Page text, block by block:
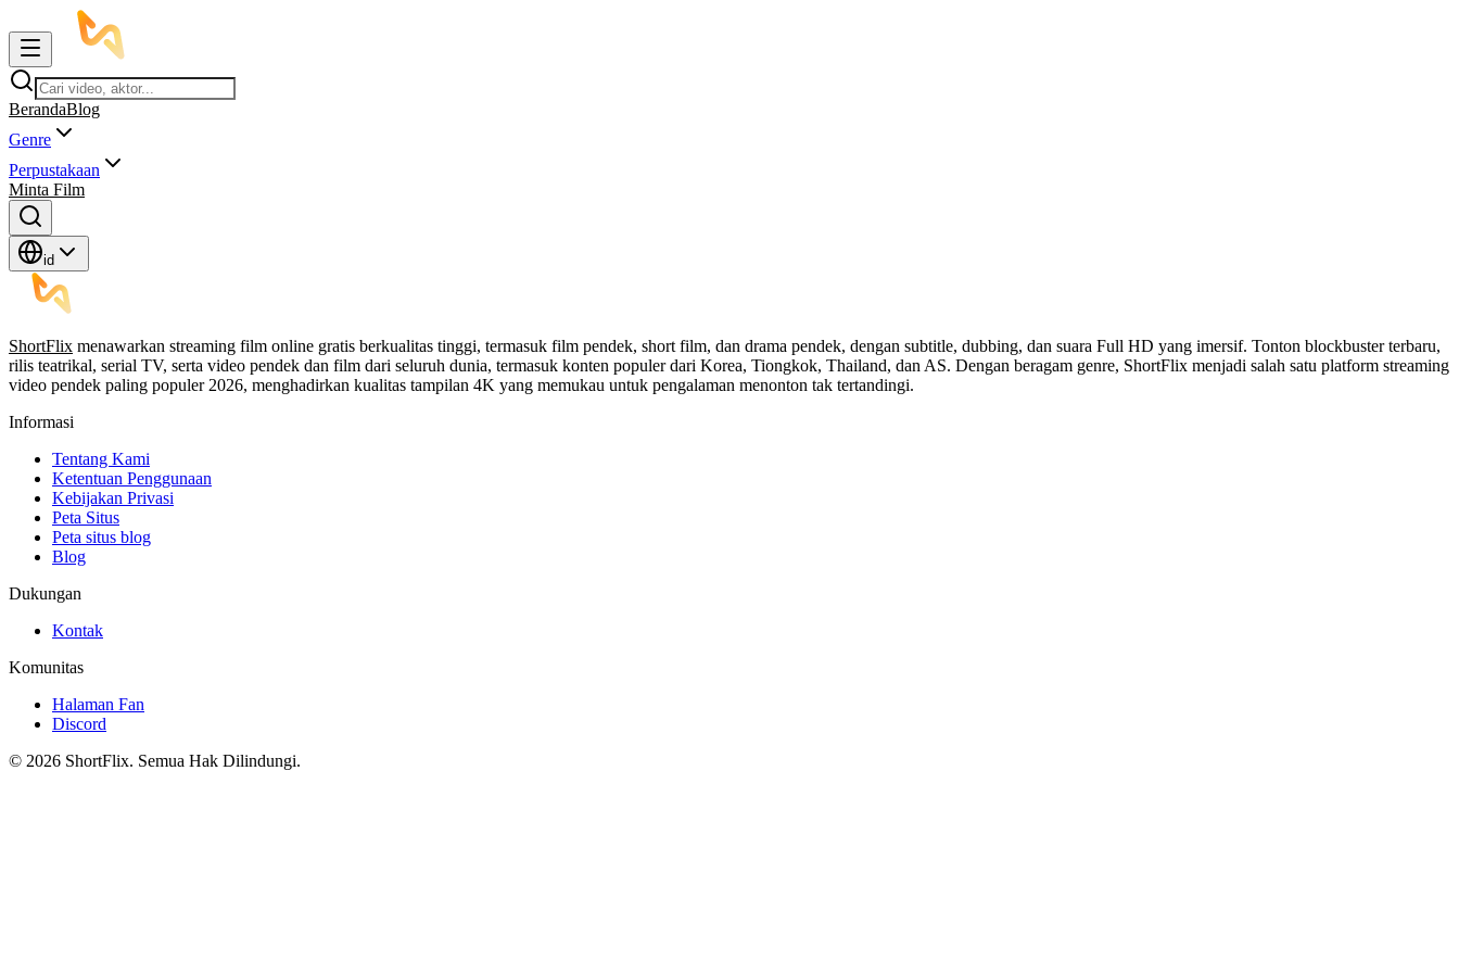
BerandaBlog
Genre
Perpustakaan
Minta Film
id
ShortFlix menawarkan streaming film online gratis berkualitas tinggi, termasuk film pendek, short film, dan drama pendek, dengan subtitle, dubbing, dan suara Full HD yang imersif. Tonton blockbuster terbaru,
rilis teatrikal, serial TV, serta video pendek dan film dari seluruh dunia, termasuk konten populer dari Korea, Tiongkok, Thailand, dan AS. Dengan beragam genre, ShortFlix menjadi salah satu platform streaming
video pendek paling populer 2026, menghadirkan kualitas tampilan 4K yang memukau untuk pengalaman menonton tak tertandingi.
Informasi
Tentang Kami
Ketentuan Penggunaan
Kebijakan Privasi
Peta Situs
Peta situs blog
Blog
Dukungan
Kontak
Komunitas
Halaman Fan
Discord
© 2026 ShortFlix. Semua Hak Dilindungi.